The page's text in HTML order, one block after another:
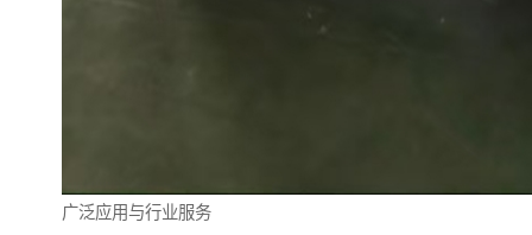
广泛应用与行业服务